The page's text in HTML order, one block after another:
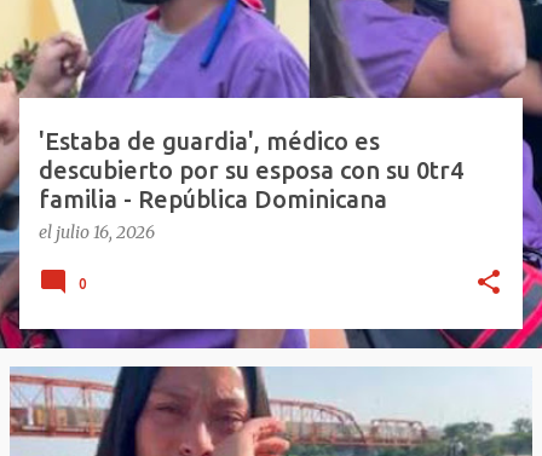
d
a
s
'Estaba de guardia', médico es
descubierto por su esposa con su 0tr4
familia - República Dominicana
el julio 16, 2026
0